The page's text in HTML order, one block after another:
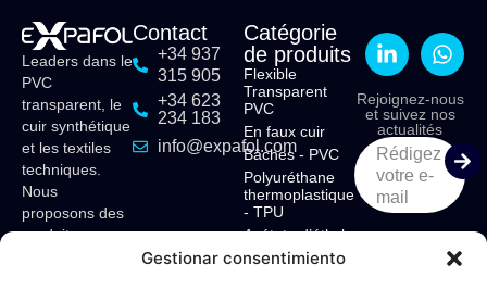
Gestionar consentimiento
Leaders dans le
PVC
transparent, le
cuir synthétique
et les textiles
techniques.
Nous
proposons des
produits sur
Contact
+34 937
315 905
+34 623
234 183
info@expafol.com
Catégorie
de produits
Flexible
Transparent
PVC
En faux cuir
Bâches - PVC
Polyuréthane
thermoplastique
- TPU
Acétate d’éthyle
vinyle - EVA
Rejoignez-nous
et suivez nos
actualités
Rédigez
votre e-
mail